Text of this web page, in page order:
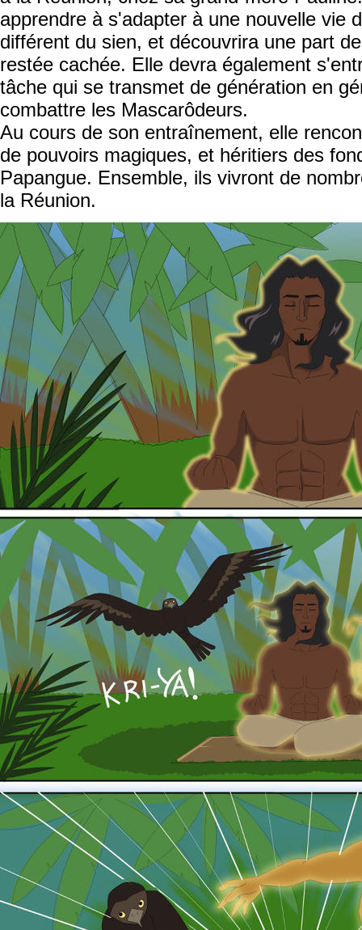
apprendre à s'adapter à une nouvelle vie
différent du sien, et découvrira une part
restée cachée. Elle devra également
tâche qui se transmet de génération en
combattre les Mascarôdeurs.
Au cours de son entraînement, elle
de pouvoirs magiques, et héritiers des
Papangue. Ensemble, ils vivront de
la Réunion.